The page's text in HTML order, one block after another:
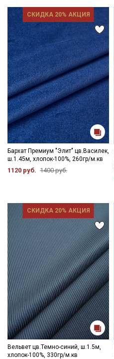
СКИДКА 20% АКЦИЯ
Бархат Премиум "Элит" цв.Василек,
ш.1.45м, хлопок-100%, 260гр/м.кв
1120 руб. 1400 руб.
СКИДКА 20% АКЦИЯ
Вельвет цв.Темно-синий, ш.1.5м,
хлопок-100%, 330гр/м.кв